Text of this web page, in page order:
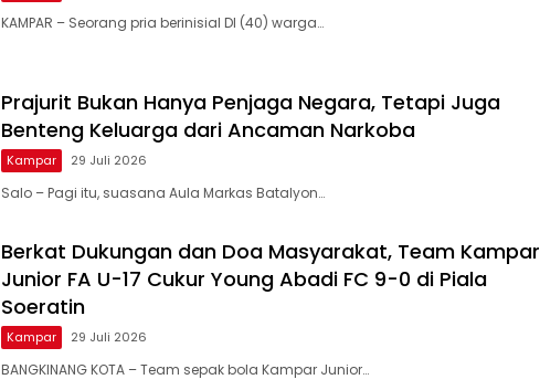
KAMPAR – Seorang pria berinisial DI (40) warga…
Prajurit Bukan Hanya Penjaga Negara, Tetapi Juga
Benteng Keluarga dari Ancaman Narkoba
Kampar 29 Juli 2026
Salo – Pagi itu, suasana Aula Markas Batalyon…
Berkat Dukungan dan Doa Masyarakat, Team Kampar
Junior FA U-17 Cukur Young Abadi FC 9-0 di Piala
Soeratin
Kampar 29 Juli 2026
BANGKINANG KOTA – Team sepak bola Kampar Junior…